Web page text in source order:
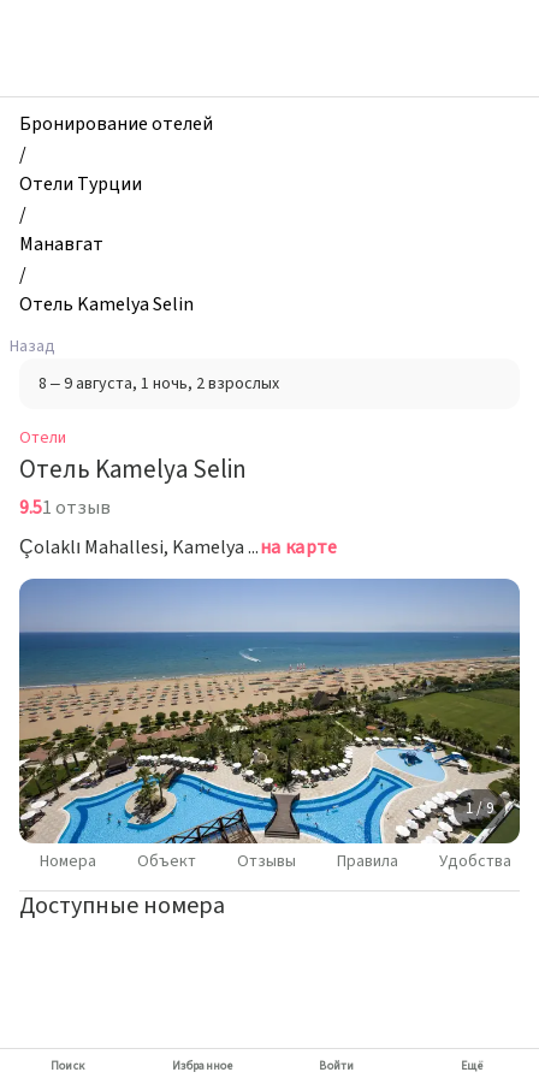
Отель
Kamelya
Selin,
Манавгат,
Турция
Бронирование отелей
/
Отели Турции
/
Манавгат
/
Отель Kamelya Selin
Назад
8 – 9 августа, 1 ночь, 2 взрослых
Отели
Отель Kamelya Selin
9.51 отзыв
Çolaklı Mahallesi, Kamelya World, Манавгатна карте
1 / 9
Номера Объект Отзывы Правила Удобства
Доступные номера
Поиск Избранное Войти Ещё